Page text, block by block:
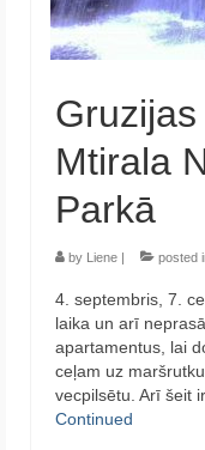
Mtirala
Parkā
by Liene | posted
4. septembris, 7.
laika un arī
apartamentus, lai
ceļam uz
vecpilsētu. Arī šeit
Continued